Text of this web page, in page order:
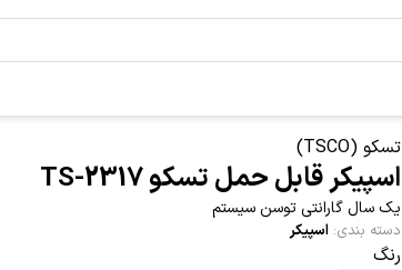
تسکو (TSCO)
اسپیکر قابل حمل تسکو TS-2317
یک سال گارانتی توسن سیستم
دسته بندی: اسپیکر
رنگ